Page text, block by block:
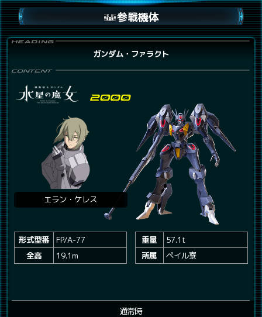
参戦機体
ガンダム・ファラクト
エラン・ケレス
形式型番
FP/A-77
全高
19.1m
重量
57.1t
所属
ペイル寮
通常時